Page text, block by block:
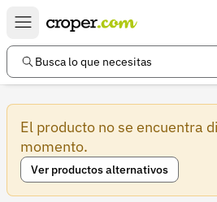
Busca lo que necesitas
El producto no se encuentra
momento.
Ver productos alternativos
Enlaces de interés
Preguntas frecuentes
Ayuda
Información legal
Términos y condiciones